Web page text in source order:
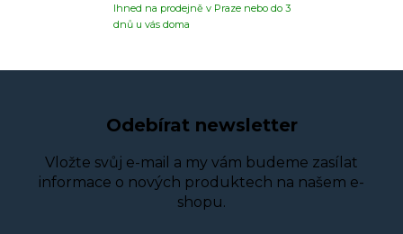
Ihned na prodejně v Praze nebo do 3
dnů u vás doma
Odebírat newsletter
Vložte svůj e-mail a my vám budeme zasílat
informace o nových produktech na našem e-
shopu.